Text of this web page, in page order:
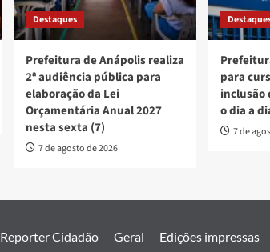
Destaques
Prefeitura de Anápolis realiza
2ª audiência pública para
elaboração da Lei
Orçamentária Anual 2027
nesta sexta (7)
7 de agosto de 2026
para
inclusão
o dia a
7 de
Reporter Cidadão Geral Edições impressas